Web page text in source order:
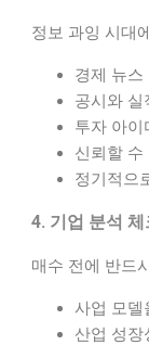
정보 과잉 시대
경제 뉴스
공시와 실
투자 아이
신뢰할 수
정기적으
4. 기업 분석
매수 전에 반드
사업 모델
산업 성장